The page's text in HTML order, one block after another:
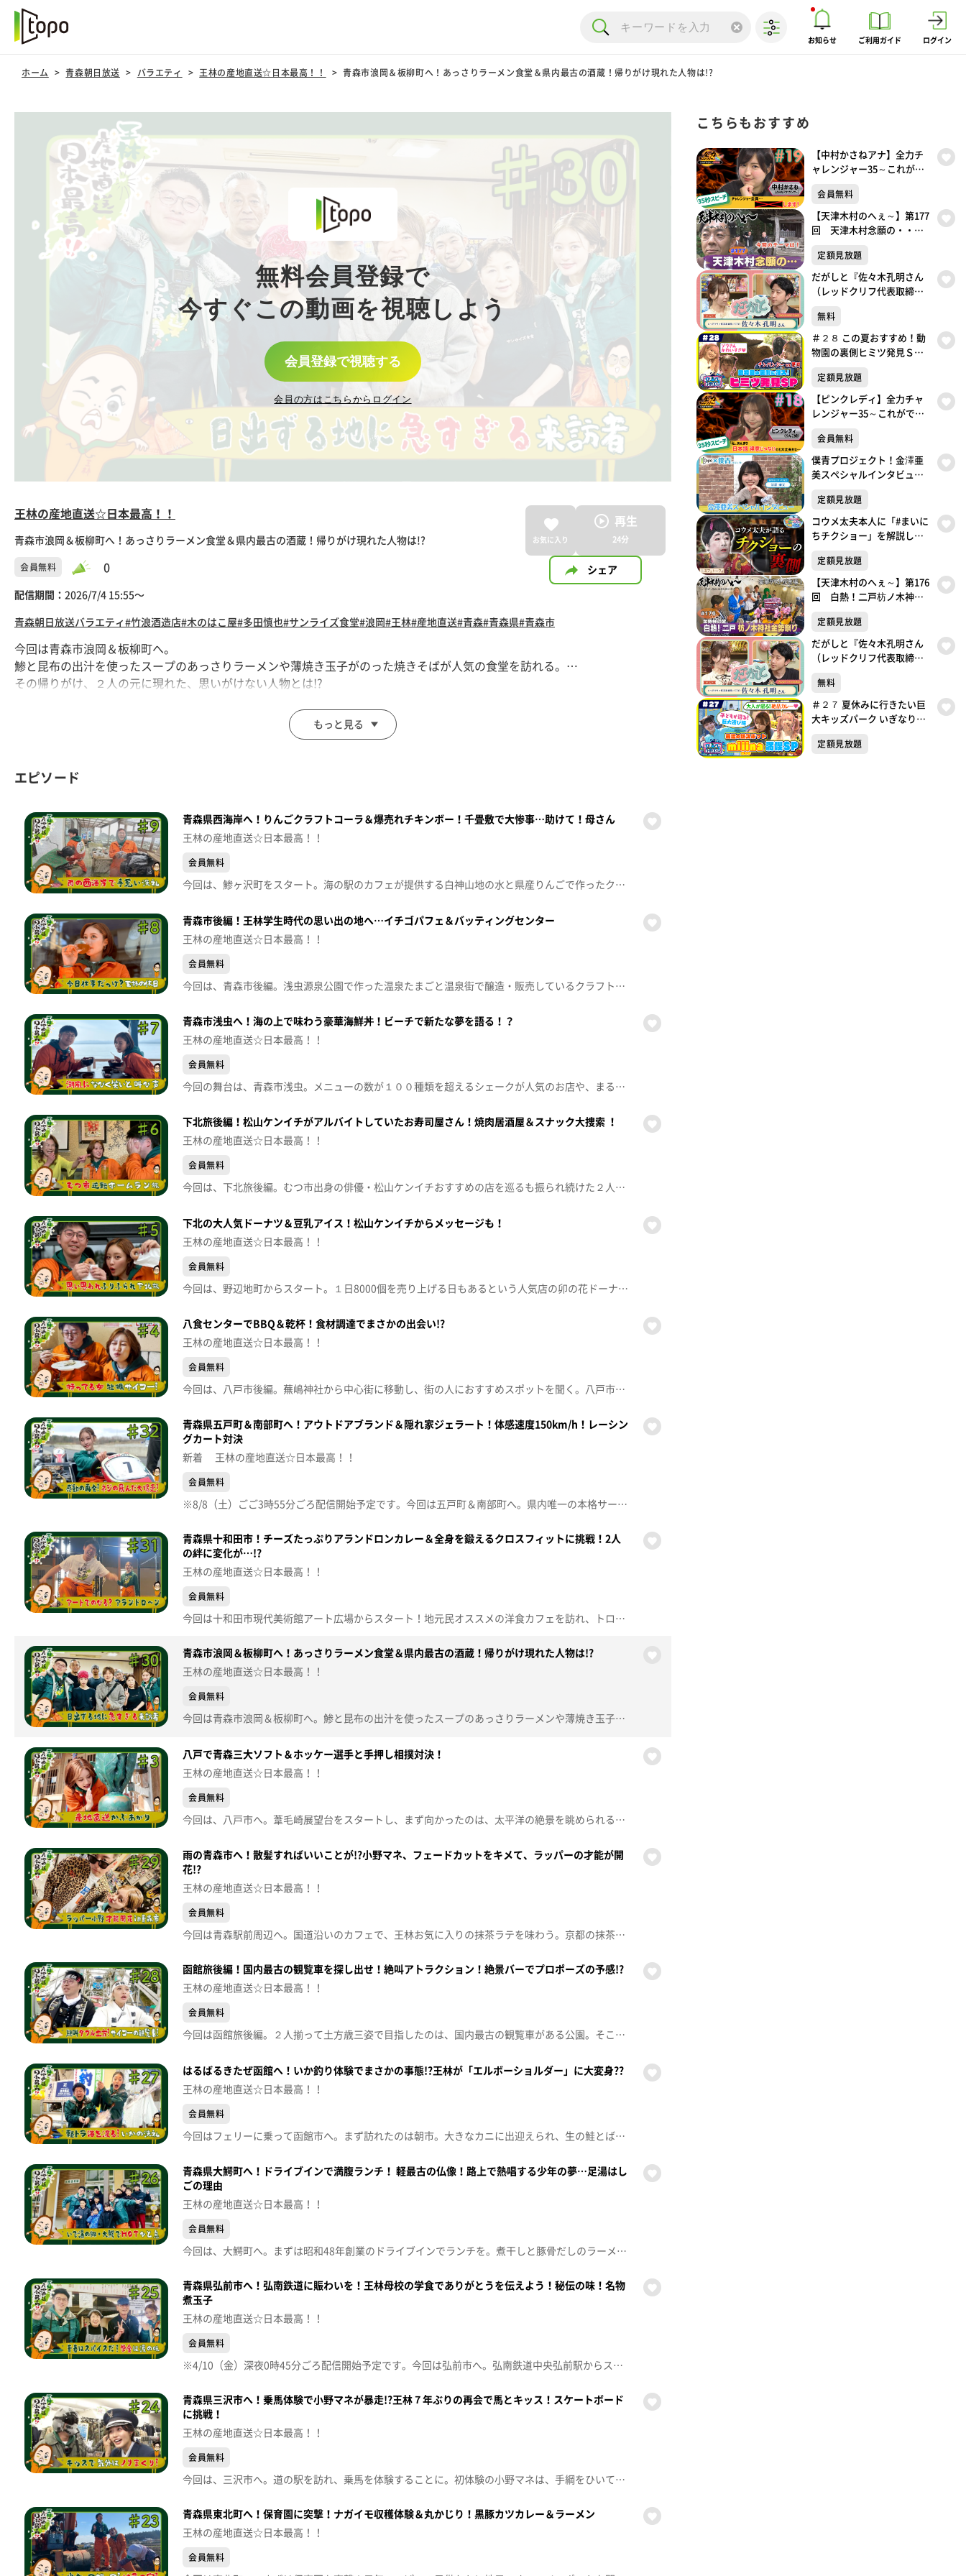
お知らせ ご利用ガイド ログイン
ホーム 青森朝日放送 バラエティ 王林の産地直送☆日本最高！！ 青森市浪岡＆板柳町へ！あっさりラーメン食堂＆県内最古の酒蔵！帰りがけ現れた人物は!?
無料会員登録で
今すぐこの動画を視聴しよう
会員登録で視聴する
会員の方はこちらからログイン
王林の産地直送☆日本最高！！
青森市浪岡＆板柳町へ！あっさりラーメン食堂＆県内最古の酒蔵！帰りがけ現れた人物は!?
会員無料 0
配信期間： 2026/7/4 15:55〜
お気に入り
再生
24分
シェア
青森朝日放送バラエティ #竹浪酒造店#木のはこ屋#多田慎也#サンライズ食堂#浪岡 #王林#産地直送#青森#青森県#青森市
今回は青森市浪岡＆板柳町へ。
鯵と昆布の出汁を使ったスープのあっさりラーメンや薄焼き玉子がのった焼きそばが人気の食堂を訪れる。…
その帰りがけ、２人の元に現れた、思いがけない人物とは!?
県内最古の酒蔵も訪れる。試飲スペースで、王林が常温とお燗を飲み比べすることに。
（青森朝日放送 2026年6月20日放送から）
もっと見る
エピソード
青森県西海岸へ！りんごクラフトコーラ＆爆売れチキンボー！千畳敷で大惨事…助けて！母さん
王林の産地直送☆日本最高！！
会員無料
今回は、鯵ヶ沢町をスタート。海の駅のカフェが提供する白神山地の水と県産りんごで作ったクラフトコーラや１日４００本を売り上げる日もあるという駅前名物のチキンボーを味わう。深浦町では、江戸時代に津軽の殿様が千畳の畳を敷き酒宴を開いたとされる千畳敷海岸へ。散策中、マネージャー小野に、まさかの事態が…２人で途方に暮れていると、突如、民宿を切り盛りする女将が現われる。果たして、女将は、救世主なのか、それとも！？（青森朝日放送 2025年8月2日放送から）
青森市後編！王林学生時代の思い出の地へ…イチゴパフェ＆バッティングセンター
王林の産地直送☆日本最高！！
会員無料
今回は、青森市後編。浅虫源泉公園で作った温泉たまごと温泉街で醸造・販売しているクラフトビールを味わった後、中心街へ移動。王林が大学時代に訪れていた思い出の地を巡ることに。大好物の生クリームを思う存分味わうべく訪れたのは、住宅街にたたずむ隠れ家カフェ。巨大いちごパフェに2人の反応は？そして王林がとった行動とは!?さらに、バッティングセンターでは、野球経験者の小野が良いところを見せようとするが…（青森朝日放送 2025年7月19日放送から）
青森市浅虫へ！海の上で味わう豪華海鮮丼！ビーチで新たな夢を語る！？
王林の産地直送☆日本最高！！
会員無料
今回の舞台は、青森市浅虫。メニューの数が１００種類を超えるシェークが人気のお店や、まるで海の上にいるかのような最高のロケーションで豪華海鮮丼を味わえる食堂を訪れる。食堂のアイドル＝オウムのハナコとのコミュニケーションに挑戦した王林に待っていた結末は…。そして、腹ごしらえした２人は、足湯を楽しめるスポットを求めて、温泉街を散策することに。ビーチで王林が語り出した新たな夢とは!?（青森朝日放送 2025年7月5日放送から）
下北旅後編！松山ケンイチがアルバイトしていたお寿司屋さん！焼肉居酒屋＆スナック大捜索 ！
王林の産地直送☆日本最高！！
会員無料
今回は、下北旅後編。むつ市出身の俳優・松山ケンイチおすすめの店を巡るも振られ続けた２人がたどり着いたのは、松山が学生時代にアルバイトをしていたという寿司割烹。活きたヤリイカを味わった王林の反応はいかに！？そして、まだまだお腹がすいている２人は焼肉居酒屋を訪れ、極上牛タンで乾杯する。そこから、２人はスナックに向かうことに。「スナック明美」を見つけ出すことはできるのか!?（青森朝日放送 2025年6月21日放送から）
下北の大人気ドーナツ＆豆乳アイス！松山ケンイチからメッセージも！
王林の産地直送☆日本最高！！
会員無料
今回は、野辺地町からスタート。１日8000個を売り上げる日もあるという人気店の卯の花ドーナツと豆乳アイスを味わう。下北に向かう道中、王林がむつ市出身の俳優・松山ケンイチに連絡を取るとメッセージが届く。老舗食堂、洋食店…松山おすすめのお店を訪ねることに…しかし、2人にまさかの事態が待ち受けていた。お菓子問屋の店主が生み出した昭和レトロを感じられる隠れ家スポットも登場する。（青森朝日放送 2025年6月7日放送から）
八食センターでBBQ＆乾杯！食材調達でまさかの出会い!?
王林の産地直送☆日本最高！！
会員無料
今回は、八戸市後編。蕪嶋神社から中心街に移動し、街の人におすすめスポットを聞く。八戸市出身のお笑い芸人あどばるーん小野おすすめの町中華。一番人気の細切り肉めんを味わう。市民の台所＝八食センターでは、BBQをしながら乾杯することに。市場で食材調達をする２人にまさかの出会いも!?王林の大好物＝牡蠣、そして、八戸産姫貝の味わいは、いかに!?さらに、王林が番組への思いを語る。（青森朝日放送 2025年5月17日放送から）
青森県五戸町＆南部町へ！アウトドアブランド＆隠れ家ジェラート！体感速度150km/h！レーシン
グカート対決
新着 王林の産地直送☆日本最高！！
会員無料
※8/8（土）ごご3時55分ごろ配信開始予定です。今回は五戸町＆南部町へ。県内唯一の本格サーキット場では、体感速度150㎞/h！レーシングカートで対決することに。ペーパードライバー王林と運転歴14年の小野マネ…勝つのは！？金型製作の技術を活かし、オリジナルのキャンプギアを製造するアウトドアブランドやスーパーとして使われていた建物を改装しオープンしたカフェ＆パブにも訪れる。店主自ら手掛けたテーマパークのような店内で、本格派ジェラートを味わう。（青森朝日放送 2026年6月20日放送から）
青森県十和田市！チーズたっぷりアランドロンカレー＆全身を鍛えるクロスフィットに挑戦！2人
の絆に変化が…!?
王林の産地直送☆日本最高！！
会員無料
今回は十和田市現代美術館アート広場からスタート！地元民オススメの洋食カフェを訪れ、トロけるチーズをたっぷり使ったハンバーグがトッピングされた「アランドロンカレー」を味わう。スポーツジムでは、さまざまな種目を組み合わせ、短時間で全身を鍛えることができるクロスフィットに小野マネが挑戦！体力の限界が近づいた時、王林がとった行動とは…そして、２人の関係に変化が!?商店街では、街の便利屋さんに頼みごとをすることに。（青森朝日放送 2026年7月4日放送から）
青森市浪岡＆板柳町へ！あっさりラーメン食堂＆県内最古の酒蔵！帰りがけ現れた人物は!?
王林の産地直送☆日本最高！！
会員無料
今回は青森市浪岡＆板柳町へ。鯵と昆布の出汁を使ったスープのあっさりラーメンや薄焼き玉子がのった焼きそばが人気の食堂を訪れる。…その帰りがけ、２人の元に現れた、思いがけない人物とは!?使われなくなったりんご箱をリメイクしたオリジナルの家具やインテリアを販売するショールームや江戸時代創業！県内最古の酒蔵も訪れる。試飲スペースで、王林が常温とお燗を飲み比べすることに。さらに、酒粕を使ったジェラートも味わう。（青森朝日放送 2026年6月20日放送から）
八戸で青森三大ソフト＆ホッケー選手と手押し相撲対決！
王林の産地直送☆日本最高！！
会員無料
今回は、八戸市へ。葦毛崎展望台をスタートし、まず向かったのは、太平洋の絶景を眺められるカフェ。地元の人たちとともに、青森三大ソフトのひとつを味わう。そして、次なるスポットへ向かう途中、アイスホッケーチーム＝東北フリーブレイズの選手に遭遇。手押し相撲対決をすることに…勝負の行方はいかに!?さらに、番組の成功を祈願するために訪れた蕪嶋神社では、祈祷中、王林が思わず席を立ち上がってしまう。その理由とは!?（青森朝日放送 2025年5月3日放送から）
雨の青森市へ！散髪すればいいことが!?小野マネ、フェードカットをキメて、ラッパーの才能が開
花!?
王林の産地直送☆日本最高！！
会員無料
今回は青森駅前周辺へ。国道沿いのカフェで、王林お気に入りの抹茶ラテを味わう。京都の抹茶のおいしさを引き出すための店主のこだわりとは!?さらに、バリカン技術に定評のあるヘアサロンを発見し、小野マネジャーの髪を切ることに。王林プロデュースのヘアスタイル…その仕上がりは。セレクトショップでは、新しいヘアスタイルに合わせたラッパーコーディネートを提案してもらう。小野マネジャーが身を包むと、才能がいっきに開花する。（青森朝日放送 2026年6月6日放送から）
函館旅後編！国内最古の観覧車を探し出せ！絶叫アトラクション！絶景バーでプロポーズの予感!?
王林の産地直送☆日本最高！！
会員無料
今回は函館旅後編。２人揃って土方歳三姿で目指したのは、国内最古の観覧車がある公園。そこにあったのは７０周年を迎えた家族経営の小さな遊園地…地元の人たちに愛されるアトラクションを体験する。人気ナンバーワンの絶叫アトラクション…想定を超えるまさかの動きとは!?ふわふわラテを提供するドリンクスタンドやこだわりあんこのおはぎが絶品の老舗餅店も訪れる。締めくくりは、函館の夜景を望む絶景バーへ。季節限定のお酒を味わいながら番組への思いを語る。（青森朝日放送 2026年5月16日放送から）
はるばるきたぜ函館へ！いか釣り体験でまさかの事態!?王林が「エルボーショルダー」に大変身??
王林の産地直送☆日本最高！！
会員無料
今回はフェリーに乗って函館市へ。まず訪れたのは朝市。大きなカニに出迎えられ、生の鮭とばや真昆布の出汁を味わう。そして、名物・イカ釣りを体験することに。ランチをかけた勝負に意気込む王林に起きた、まさかの出来事とは!?釣りたてのヤリイカ、さらに、北海道の海の幸がてんこ盛りの超豪華海鮮丼の味わいは？貸衣裳館では、新撰組副長を務め函館で最期を迎えた土方歳三に2人揃って変身する。ダブル土方で決め込み、街の散策に出掛けようとするが…（青森朝日放送 2026年5月2日放送から）
青森県大鰐町へ！ドライブインで満腹ランチ！ 軽最古の仏像！路上で熱唱する少年の夢…足湯はし
ごの理由
王林の産地直送☆日本最高！！
会員無料
今回は、大鰐町へ。まずは昭和48年創業のドライブインでランチを。煮干しと豚骨だしのラーメン、かつ丼、さらに、お店おすすめの生姜焼きを味わう。そして、道中で出会った柔道に熱中する中学生とともに津軽地方最古の仏像が安置されている寺院へ。中学生が仏像に祈ったこととは！？さらに、町民に60年近く愛される餅菓子店で、いなりずしともちをGETし、足湯とともに楽しもうとするが…。路上で熱唱する少年に将来の夢を聞く。（青森朝日放送 2026年4月18日放送から）
青森県弘前市へ！弘南鉄道に賑わいを！王林母校の学食でありがとうを伝えよう！秘伝の味！名物
煮玉子
王林の産地直送☆日本最高！！
会員無料
※4/10（金）深夜0時45分ごろ配信開始予定です。今回は弘前市へ。弘南鉄道中央弘前駅からスタートする。２０２８年３月をもって運行休止が決まっている大鰐線に、にぎわいをもたらしたいと意気込む王林がその構想を語る。そして、列車に乗り込んだ２人が向かったのは王林の母校。高校時代の思い出を語る。食堂で当時から勤務していた“お母さん“との再会を果たすと、お母さんからまさかの事実を打ち明けられる。秘伝の煮汁で仕込んだ名物の煮玉子や王林の青春の味チキンボーも登場する。（青森朝日放送 2026年4月4日放送から）
青森県三沢市へ！乗馬体験で小野マネが暴走!?王林７年ぶりの再会で馬とキッス！スケートボード
に挑戦！
王林の産地直送☆日本最高！！
会員無料
今回は、三沢市へ。道の駅を訪れ、乗馬を体験することに。初体験の小野マネは、手綱をひいて止まれの合図をしたはずが…暴走が止まらない!?王林は、７年ぶりにのジュディと再会を果たし、ニンジンキッスで絆を深める。中心街では、米軍などで実際に使われていた中古の軍用品を販売するミリタリーショップを発見。宝の山に、王林が大興奮！小野マネが気になったアイテムとは!?さらに、スケートボードにも挑戦する。２人のセンスはいかに。（青森朝日放送 2026年3月21日放送から）
青森県東北町へ！保育園に突撃！ナガイモ収穫体験＆丸かじり！黒豚カツカレー＆ラーメン
王林の産地直送☆日本最高！！
会員無料
こちらもおすすめ
【中村かさねアナ】全力チ
ャレンジャー35～これがで
チチャレンジ
会員無料
【天津木村のへぇ～】第177
回 天津木村念願の・・・
定額見放題
だがしと『佐々木孔明さん
（レッドクリフ代表取締役
放送）
無料
＃２８ この夏おすすめ！動
物園の裏側ヒミツ発見ＳＰ
シーンあり】
定額見放題
【ピンクレディ】全力チャ
レンジャー35～これができ
チャレンジ
会員無料
僕青プロジェクト！金澤亜
美スペシャルインタビュ
定額見放題
コウメ太夫本人に「#まいに
ちチクショー」を解説して
#2定額見放題
【天津木村のへぇ～】第176
回 白熱！二戸枋ノ木神社
ーズ最終話
定額見放題
だがしと『佐々木孔明さん
（レッドクリフ代表取締役
放送）
無料
＃２７ 夏休みに行きたい巨
大キッズパーク いぎなり放
り】
定額見放題